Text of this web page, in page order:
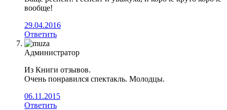
вообще!
29.04.2016
Ответить
Администратор
Из Книги отзывов.
Очень понравился спектакль. Молодцы.
06.11.2015
Ответить